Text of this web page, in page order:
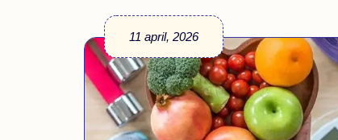
11 april, 2026